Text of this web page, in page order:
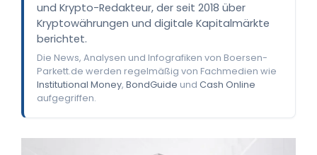
und Krypto-Redakteur, der seit 2018 über
Kryptowährungen und digitale Kapitalmärkte
berichtet.
Die News, Analysen und Infografiken von Boersen-
Parkett.de werden regelmäßig von Fachmedien wie
Institutional Money, BondGuide und Cash Online
aufgegriffen.